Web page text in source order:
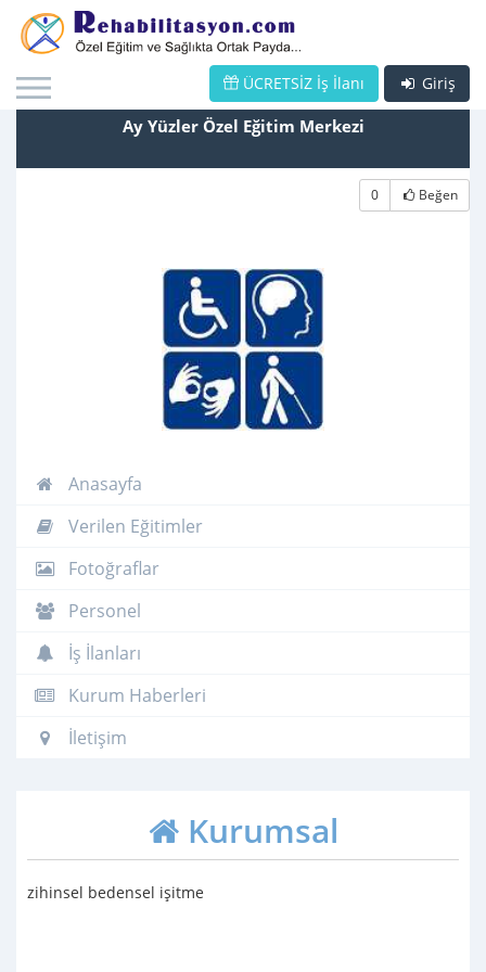
Giriş
ÜCRETSİZ İş İlanı
Ay Yüzler Özel Eğitim Merkezi
0 Beğen
Anasayfa
Verilen Eğitimler
Fotoğraflar
Personel
İş İlanları
Kurum Haberleri
İletişim
Kurumsal
zihinsel bedensel işitme